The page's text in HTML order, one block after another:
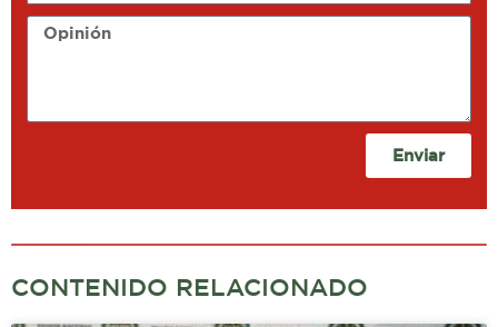
Opinión
Enviar
CONTENIDO RELACIONADO